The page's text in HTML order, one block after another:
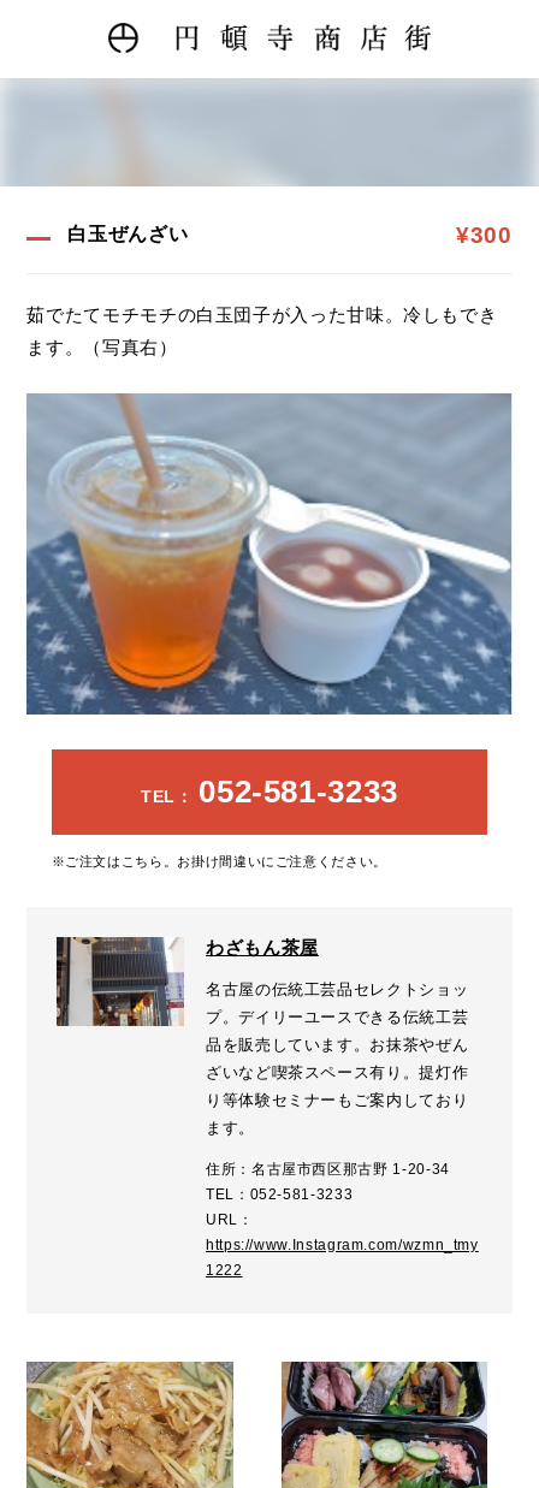
白玉ぜんざい ¥300
茹でたてモチモチの白玉団子が入った甘味。冷しもでき
ます。（写真右）
TEL： 052-581-3233
※ご注文はこちら。お掛け間違いにご注意ください。
わざもん茶屋
名古屋の伝統工芸品セレクトショッ
プ。デイリーユースできる伝統工芸
品を販売しています。お抹茶やぜん
ざいなど喫茶スペース有り。提灯作
り等体験セミナーもご案内しており
ます。
住所：名古屋市西区那古野 1-20-34
TEL：052-581-3233
URL：
https://www.Instagram.com/wzmn_tmy
1222